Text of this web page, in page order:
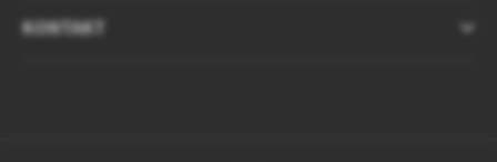
KONTAKT